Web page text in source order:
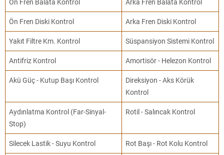
Ön Fren Balata Kontrol Arka Fren Balata Kontrol
Ön Fren Diski Kontrol Arka Fren Diski Kontrol
Yakıt Filtre Km. Kontrol Süspansiyon Sistemi Kontrol
Antifriz Kontrol Amortisör - Helezon Kontrol
Akü Güç - Kutup Başı Kontrol
Direksiyon - Aks Körük
Kontrol
Aydınlatma Kontrol (Far-Sinyal-
Stop)
Rotil - Salıncak Kontrol
Silecek Lastik - Suyu Kontrol Rot Başı - Rot Kolu Kontrol